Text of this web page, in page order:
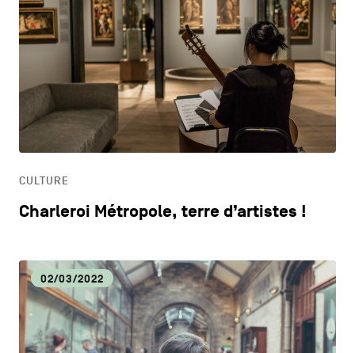
CULTURE
Charleroi Métropole, terre d’artistes !
02/03/2022